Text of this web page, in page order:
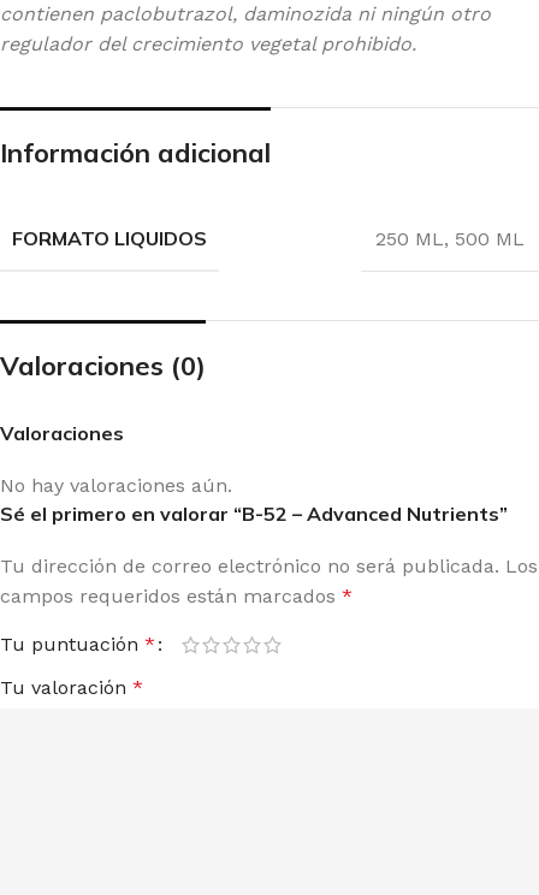
contienen paclobutrazol, daminozida ni ningún otro
regulador del crecimiento vegetal prohibido.
Información adicional
FORMATO LIQUIDOS 250 ML, 500 ML
Valoraciones (0)
Valoraciones
No hay valoraciones aún.
Sé el primero en valorar “B-52 – Advanced Nutrients”
Tu dirección de correo electrónico no será publicada. Los
campos requeridos están marcados *
Tu puntuación *
Tu valoración *